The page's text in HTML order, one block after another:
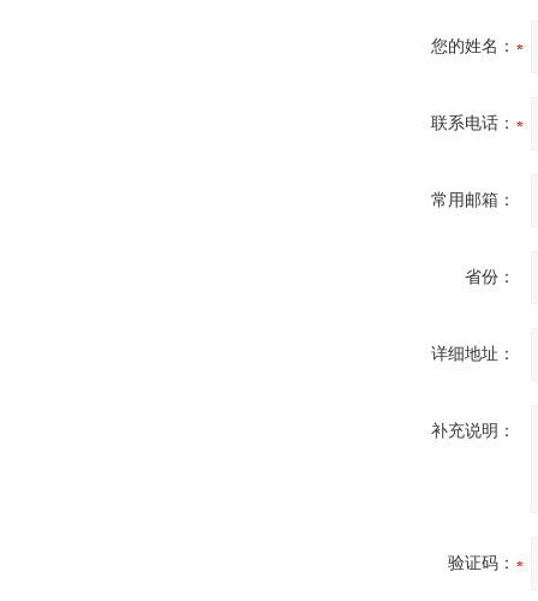
您的姓名：
联系电话：
常用邮箱：
省份：
详细地址：
补充说明：
验证码：